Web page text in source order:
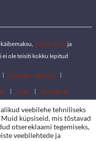
saatekulude ja
ei ole teisiti kokku lepitud
Händler werden
Jobs Standorte
veebilehe tehniliseks
küpsiseid, mis tõstavad
otsereklaami tegemiseks,
veebilehtede ja